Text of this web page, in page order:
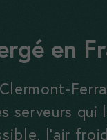
en
serveurs qui
l’air
notre site. Si
vous les
refusez,
fonctionnalités